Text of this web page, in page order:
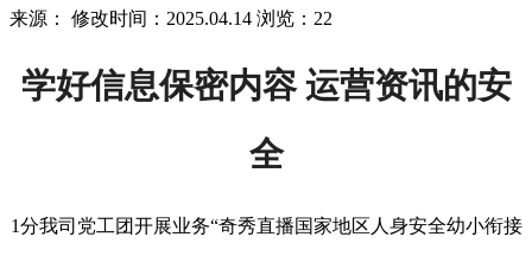
来源： 修改时间：2025.04.14 浏览：22
学好信息保密内容 运营资讯的安
全
1分我司党工团开展业务“奇秀直播国家地区人身安全幼小衔接